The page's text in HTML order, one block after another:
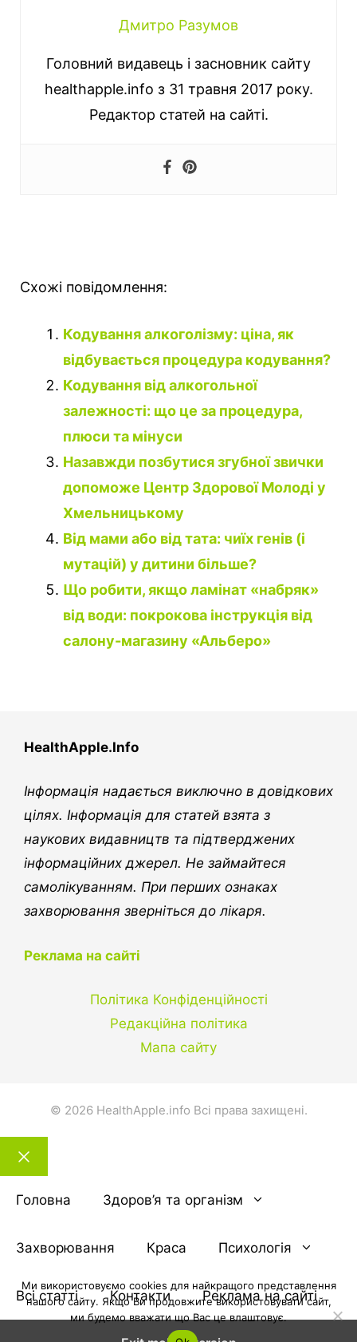
Дмитро Разумов
Головний видавець і засновник сайту
healthapple.info з 31 травня 2017 року.
Редактор статей на сайті.
Схожі повідомлення:
Кодування алкоголізму: ціна, як
відбувається процедура кодування?
Кодування від алкогольної
залежності: що це за процедура,
плюси та мінуси
Назавжди позбутися згубної звички
допоможе Центр Здорової Молоді у
Хмельницькому
Від мами або від тата: чиїх генів (і
мутацій) у дитини більше?
Що робити, якщо ламінат «набряк»
від води: покрокова інструкція від
салону-магазину «Альберо»
HealthApple.Info
Інформація надається виключно в довідкових
цілях. Інформація для статей взята з
наукових видавництв та підтверджених
інформаційних джерел. Не займайтеся
самолікуванням. При перших ознаках
захворювання зверніться до лікаря.
Реклама на сайті
Політика Конфіденційності
Редакційна політика
Мапа сайту
© 2026 HealthApple.info Всі права захищені.
Закрити
тему
Головна Здоров’я та організм
Захворювання Краса Психологія
Всі статті Контакти Реклама на сайті
Ми використовуємо cookies для найкращого представлення
нашого сайту. Якщо Ви продовжите використовувати сайт,
ми будемо вважати що Вас це влаштовує.